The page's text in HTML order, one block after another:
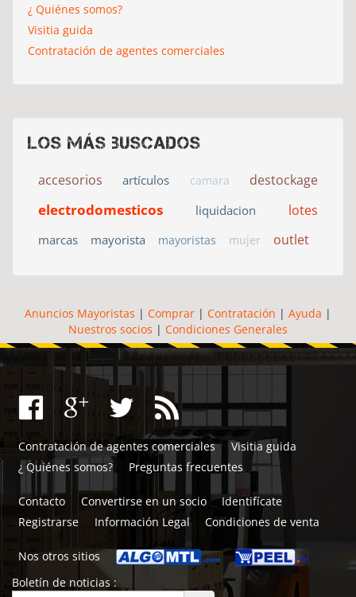
¿ Quiénes somos?
Visitia guida
Contratación de agentes comerciales
Los más buscados
accesorios artículos camara destockage
electrodomesticos liquidacion lotes
marcas mayorista mayoristas mujer outlet
Anuncios Mayoristas | Comprar | Contratación | Ayuda |
Nuestros socios | Condiciones Generales
Contratación de agentes comerciales
Visitia guida
¿ Quiénes somos?
Preguntas frecuentes
Contacto Convertirse en un socio
Identifícate
Registrarse
Información Legal Condiciones de venta
Nos otros sitios
Boletín de noticias :